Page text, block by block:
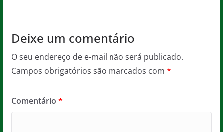
Deixe um comentário
O seu endereço de e-mail não será publicado.
Campos obrigatórios são marcados com *
Comentário *